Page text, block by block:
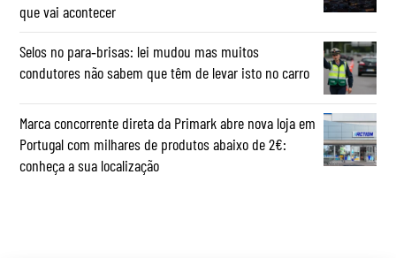
que vai acontecer
Selos no para‑brisas: lei mudou mas muitos
condutores não sabem que têm de levar isto no carro
Marca concorrente direta da Primark abre nova loja em
Portugal com milhares de produtos abaixo de 2€:
conheça a sua localização